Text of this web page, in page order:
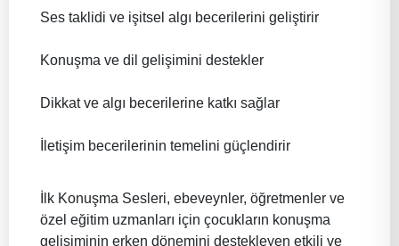
Ses taklidi ve işitsel algı becerilerini geliştirir
Konuşma ve dil gelişimini destekler
Dikkat ve algı becerilerine katkı sağlar
İletişim becerilerinin temelini güçlendirir
İlk Konuşma Sesleri, ebeveynler, öğretmenler ve
özel eğitim uzmanları için çocukların konuşma
gelişiminin erken dönemini destekleyen etkili ve